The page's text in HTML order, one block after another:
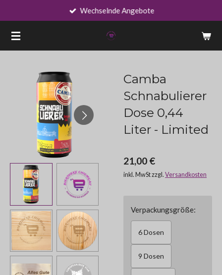
springen
Wechselnde Angebote
Camba
Schnabulierer
Dose 0,44
Liter - Limited
21,00 €
inkl. MwSt zzgl. Versandkosten
Verpackungsgröße:
6 Dosen
9 Dosen